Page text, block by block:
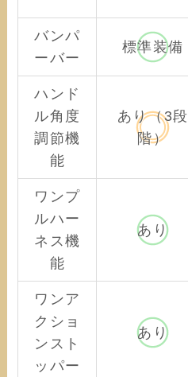
バンパ
ーバー
標準装備
ハンド
ル角度
調節機
能
あり（3段
階）
ワンプ
ルハー
ネス機
能
あり
ワンア
クショ
ンスト
ッパー
あり